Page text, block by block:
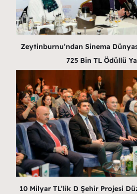
Zeytinburnu’ndan Sinema
725 Bin TL Ödüllü
10 Milyar TL’lik D Şehir Projesi